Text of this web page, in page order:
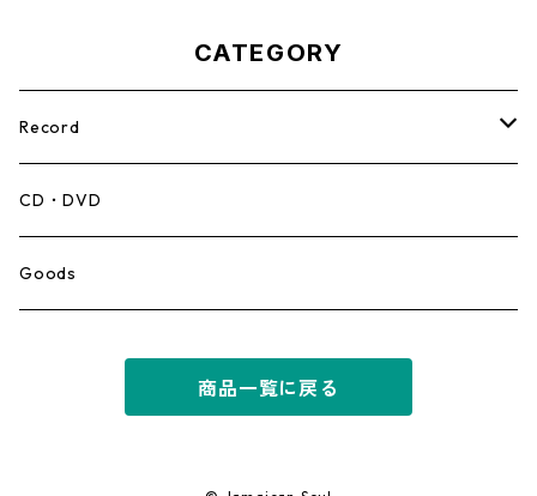
CATEGORY
Record
Mento,Calypso,Ballad
Ska
CD・DVD
Goods
商品一覧に戻る